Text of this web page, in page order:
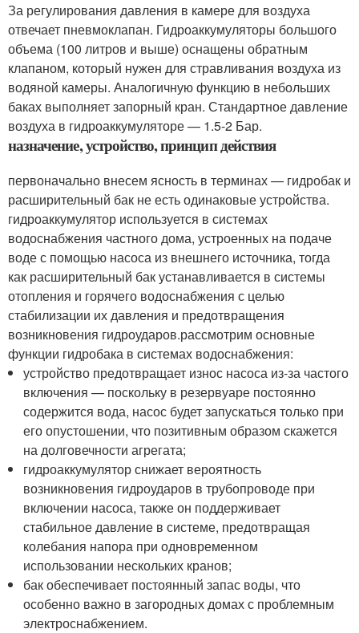
За регулирования давления в камере для воздуха
отвечает пневмоклапан. Гидроаккумуляторы большого
объема (100 литров и выше) оснащены обратным
клапаном, который нужен для стравливания воздуха из
водяной камеры. Аналогичную функцию в небольших
баках выполняет запорный кран. Стандартное давление
воздуха в гидроаккумуляторе — 1.5-2 Бар.
назначение, устройство, принцип действия
первоначально внесем ясность в терминах — гидробак и
расширительный бак не есть одинаковые устройства.
гидроаккумулятор используется в системах
водоснабжения частного дома, устроенных на подаче
воде с помощью насоса из внешнего источника, тогда
как расширительный бак устанавливается в системы
отопления и горячего водоснабжения с целью
стабилизации их давления и предотвращения
возникновения гидроударов.рассмотрим основные
функции гидробака в системах водоснабжения:
устройство предотвращает износ насоса из-за частого
включения — поскольку в резервуаре постоянно
содержится вода, насос будет запускаться только при
его опустошении, что позитивным образом скажется
на долговечности агрегата;
гидроаккумулятор снижает вероятность
возникновения гидроударов в трубопроводе при
включении насоса, также он поддерживает
стабильное давление в системе, предотвращая
колебания напора при одновременном
использовании нескольких кранов;
бак обеспечивает постоянный запас воды, что
особенно важно в загородных домах с проблемным
электроснабжением.